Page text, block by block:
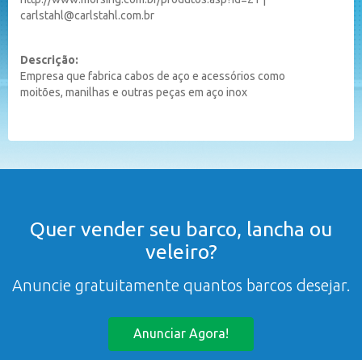
carlstahl@carlstahl.com.br
Descrição:
Empresa que fabrica cabos de aço e acessórios como
moitões, manilhas e outras peças em aço inox
Quer vender seu barco, lancha ou
veleiro?
Anuncie gratuitamente quantos barcos desejar.
Anunciar Agora!